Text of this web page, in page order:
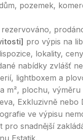
pozemek,
pro výpis na
lokality,
nabídky zvlášť
lightboxem a
m², plochu, výměru
Exkluzivně nebo
ve výpisu
pro snadnější